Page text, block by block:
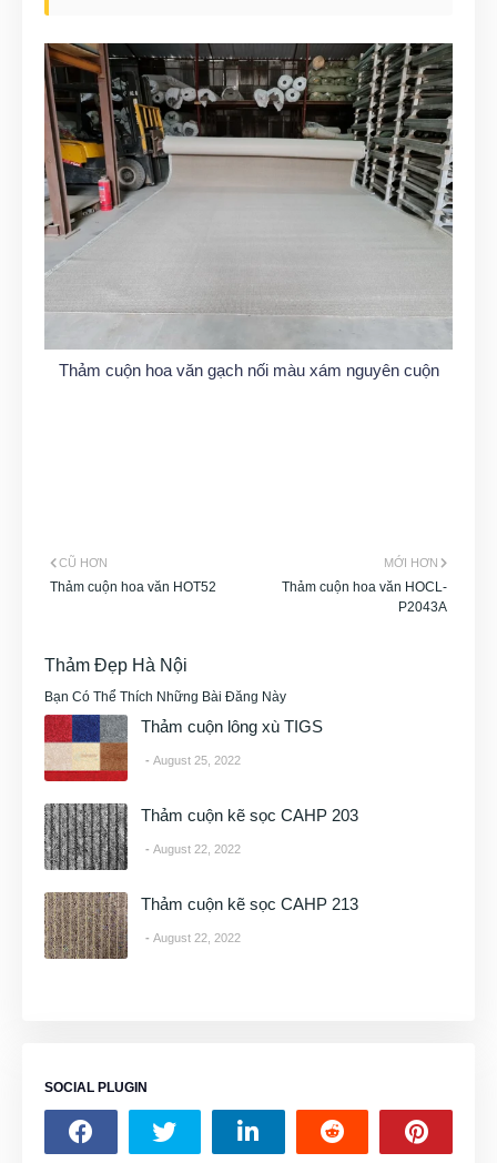
Thảm cuộn hoa văn gạch nối màu xám nguyên cuộn
MỚI HƠN
Thảm cuộn hoa văn HOCL-
P2043A
CŨ HƠN
Thảm cuộn hoa văn HOT52
Thảm Đẹp Hà Nội
Bạn Có Thể Thích Những Bài Đăng Này
Thảm cuộn lông xù TIGS
August 25, 2022
Thảm cuộn kẽ sọc CAHP 203
August 22, 2022
Thảm cuộn kẽ sọc CAHP 213
August 22, 2022
SOCIAL PLUGIN